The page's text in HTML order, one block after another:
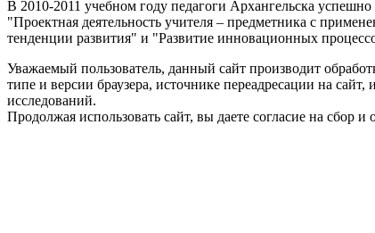
В 2010-2011 учебном году педагоги Архангельска успешно
"Проектная деятельность учителя – предметника с
тенденции развития" и "Развитие инновационных
Уважаемый пользователь, данный сайт производит
типе и версии браузера, источнике переадресации на
исследований.
Продолжая использовать сайт, вы даете согласие на